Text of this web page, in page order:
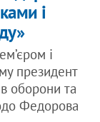
і
і
президент
оборони та
Федорова